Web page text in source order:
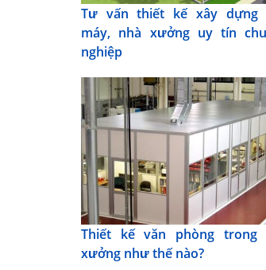
Tư vấn thiết kế xây dựng
máy, nhà xưởng uy tín
nghiệp
Thiết kế văn phòng trong
xưởng như thế nào?